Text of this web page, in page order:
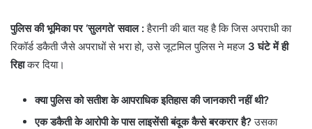
पुलिस की भूमिका पर ‘सुलगते’ सवाल :हैरानी की बात यह है कि जिस अपराधी का
रिकॉर्ड डकैती जैसे अपराधों से भरा हो, उसे जूटमिल पुलिस ने महज 3 घंटे में ही
रिहाकर दिया।
क्या पुलिस को सतीश के आपराधिक इतिहास की जानकारी नहीं थी?
एक डकैती के आरोपी के पास लाइसेंसी बंदूक कैसे बरकरार है?उसका